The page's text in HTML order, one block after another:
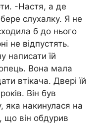
-Настя, а де
слухалку. Я не
б до нього
не відпустять.
написати їй
Вона мала
втікача. Двері їй
Він був
яка накинулася на
що він обдурив